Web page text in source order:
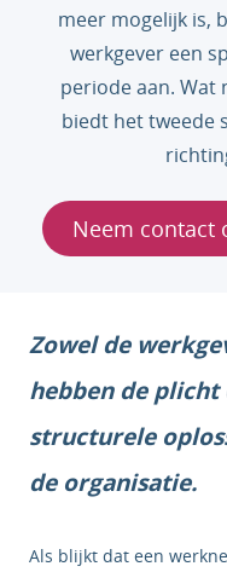
meer mogelijk is,
werkgever een
periode aan. Wat
biedt het tweede
Neem contact
Zowel de
hebben de
structurele
de organisatie.
Als blijkt dat een